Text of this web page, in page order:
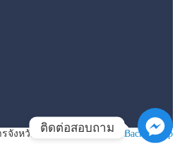
Back to Top
จังหวัดนครสวรรค์
ติดต่อสอบถาม